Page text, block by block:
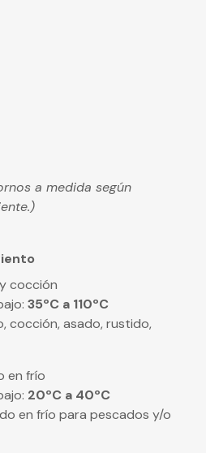
a medida según
cocción
35ºC a 110ºC
cocción, asado, rustido,
en frío
20ºC a 40ºC
en frío para pescados y/o